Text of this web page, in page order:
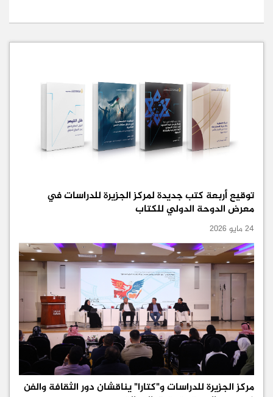
توقيع أربعة كتب جديدة لمركز الجزيرة للدراسات في
معرض الدوحة الدولي للكتاب
24 مايو 2026
مركز الجزيرة للدراسات و"كتارا" يناقشان دور الثقافة والفن